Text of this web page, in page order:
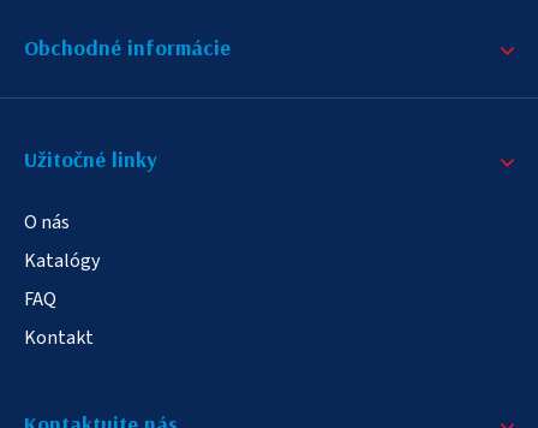
Obchodné informácie
Užitočné linky
O nás
Katalógy
FAQ
Kontakt